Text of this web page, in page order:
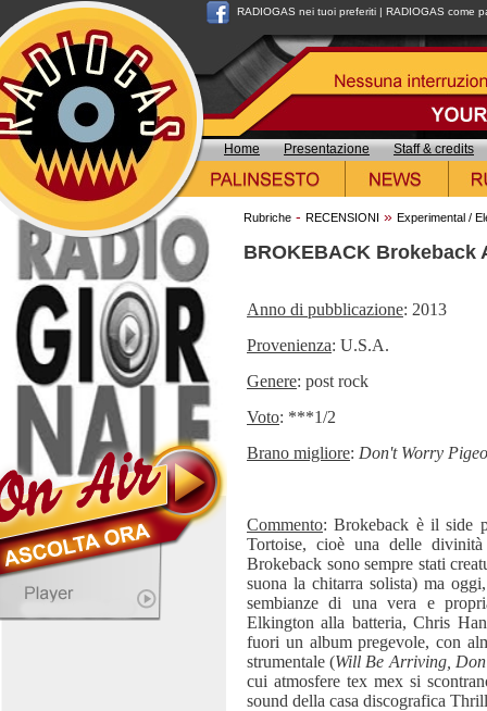
RADIOGAS nei tuoi preferiti | RADIOGAS come
Home Presentazione Staff & credits
Rubriche - RECENSIONI » Experimental /
BROKEBACK Brokeback
Anno di pubblicazione: 2013
Provenienza: U.S.A.
Genere: post rock
Voto: ***1/2
Brano migliore: Don't Worry
Commento: Brokeback è il side
Tortoise, cioè una delle
Brokeback sono sempre stati
suona la chitarra solista) ma
sembianze di una vera e
Elkington alla batteria, Chris
fuori un album pregevole, con
strumentale (Will Be Arriving,
cui atmosfere tex mex si
sound della casa discografica